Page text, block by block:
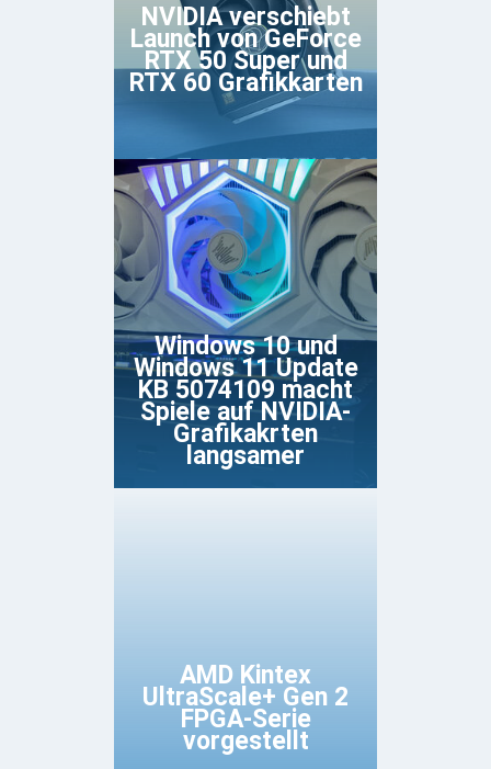
NVIDIA verschiebt
Launch von GeForce
RTX 50 Super und
RTX 60 Grafikkarten
Windows 10 und
Windows 11 Update
KB 5074109 macht
Spiele auf NVIDIA-
Grafikakrten
langsamer
AMD Kintex
UltraScale+ Gen 2
FPGA-Serie
vorgestellt